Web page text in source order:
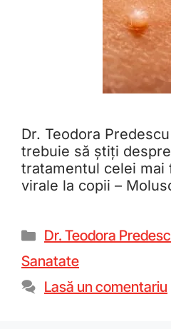
Dr. Teodora
trebuie să știți
tratamentul celei
virale la copii –
Dr. Teodora
Sanatate
Lasă un comentariu